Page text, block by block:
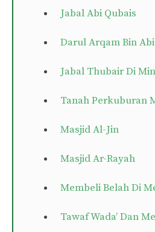
Jabal Abi Qubais
Darul Arqam Bin
Jabal Thubair Di
Tanah Perkuburan
Masjid Al-Jin
Masjid Ar-Rayah
Membeli Belah Di
Tawaf Wada’ Dan